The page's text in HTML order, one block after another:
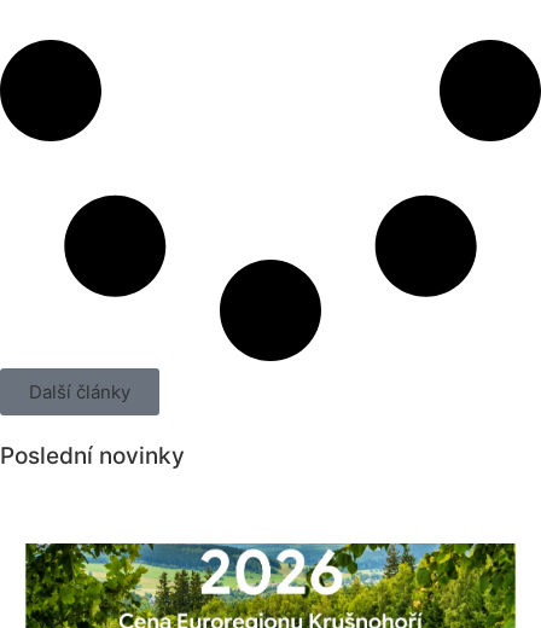
Další články
Poslední novinky